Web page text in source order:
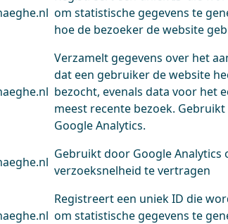
om statistische gegevens te
hoe de bezoeker de website
Verzamelt gegevens over het
dat een gebruiker de website
bezocht, evenals data voor het
meest recente bezoek.
Google Analytics.
Gebruikt door Google Analytics
verzoeksnelheid te vertragen
Registreert een uniek ID die
om statistische gegevens te